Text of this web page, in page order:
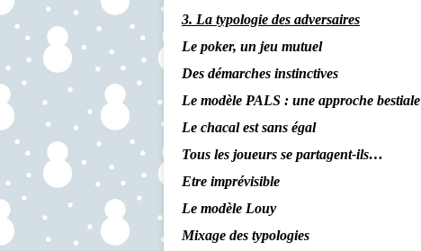
3. La typologie des adversaires
Le poker, un jeu mutuel
Des démarches instinctives
Le modèle PALS : une approche bestiale
Le chacal est sans égal
Tous les joueurs se partagent-ils…
Etre imprévisible
Le modèle Louy
Mixage des typologies